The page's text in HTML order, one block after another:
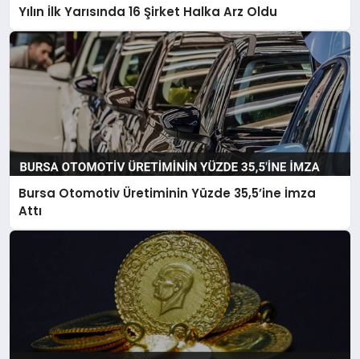
Yılın İlk Yarısında 16 Şirket Halka Arz Oldu
Bursa Otomotiv Üretiminin Yüzde 35,5’ine İmza
Attı